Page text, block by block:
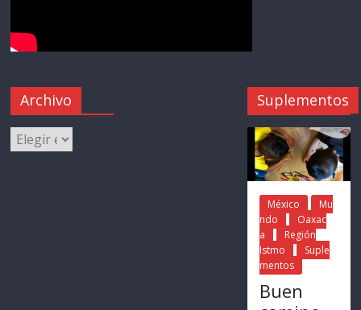
Archivo Suplementos
México
Mu
ndo
Oaxac
a
Región
Istmo
Suple
mentos
Buen